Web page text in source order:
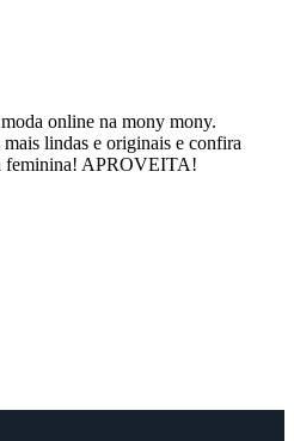
online na mony mony.
mais lindas e originais e confira
feminina! APROVEITA!